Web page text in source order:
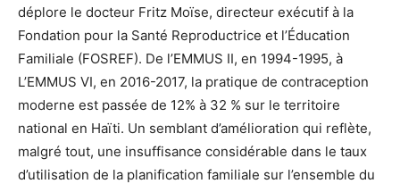
déplore le docteur Fritz Moïse, directeur exécutif à la
Fondation pour la Santé Reproductrice et l’Éducation
Familiale (FOSREF). De l’EMMUS II, en 1994-1995, à
L’EMMUS VI, en 2016-2017, la pratique de contraception
moderne est passée de 12% à 32 % sur le territoire
national en Haïti. Un semblant d’amélioration qui reflète,
malgré tout, une insuffisance considérable dans le taux
d’utilisation de la planification familiale sur l’ensemble du